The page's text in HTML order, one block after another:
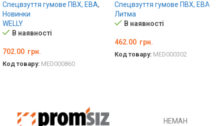
Спецвзуття гумове ПВХ, ЕВА,
Новинки
WELLY
В наявності
702.00 грн.
Код товару: MED000860
Спецвзуття гумове ПВХ, ЕВА
Литма
В наявності
462.00 грн.
Код товару: MED000302
НЕМАН